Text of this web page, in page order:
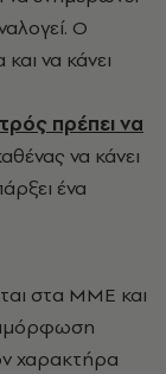
Ο
να κάνει
πρέπει να
να κάνει
ένα
στα ΜΜΕ και
χαρακτήρα